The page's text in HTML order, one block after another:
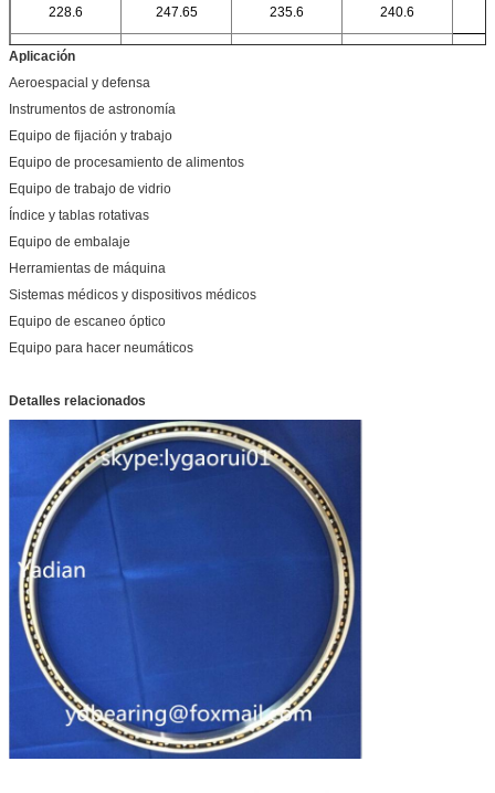
228.6
247.65 235.6 240.6
10
254
273.05
11 11.75
279.4
355.6
374.65
16
16.75
406.4
425.45
457.2
20.75 20.277
Aplicación
Aeroespacial y defensa
Instrumentos de astronomía
Equipo de fijación y trabajo
Equipo de procesamiento de alimentos
Equipo de trabajo de vidrio
Índice y tablas rotativas
Equipo de embalaje
Herramientas de máquina
Sistemas médicos y dispositivos médicos
Equipo de escaneo óptico
Equipo para hacer neumáticos
Detalles relacionados